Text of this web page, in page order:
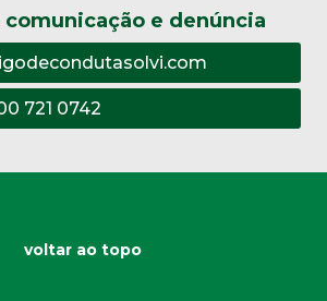
comunicação e denúncia
721 0742
voltar ao topo